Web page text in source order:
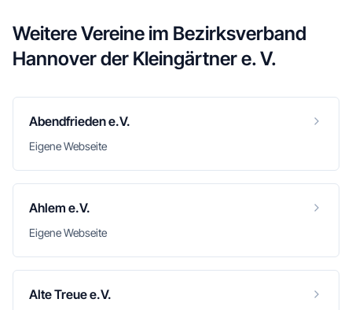
Weitere Vereine im Bezirksverband
Hannover der Kleingärtner e. V.
Abendfrieden e.V.
Eigene Webseite
Ahlem e.V.
Eigene Webseite
Alte Treue e.V.